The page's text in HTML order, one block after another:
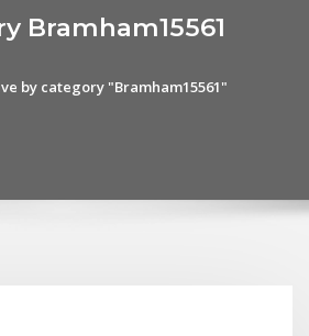
Bramham15561
by category "Bramham15561"